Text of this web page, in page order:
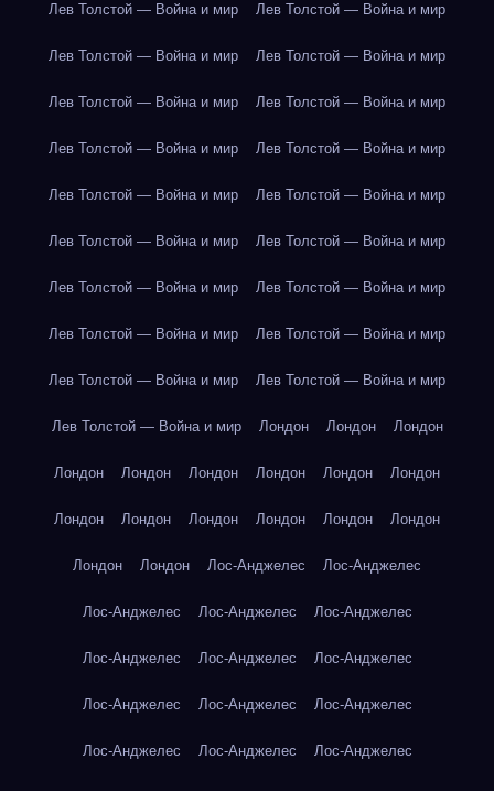
Лев Толстой — Война и мир Лев Толстой — Война и мир
Лев Толстой — Война и мир Лев Толстой — Война и мир
Лев Толстой — Война и мир Лев Толстой — Война и мир
Лев Толстой — Война и мир Лев Толстой — Война и мир
Лев Толстой — Война и мир Лев Толстой — Война и мир
Лев Толстой — Война и мир Лев Толстой — Война и мир
Лев Толстой — Война и мир Лев Толстой — Война и мир
Лев Толстой — Война и мир Лев Толстой — Война и мир
Лев Толстой — Война и мир Лев Толстой — Война и мир
Лев Толстой — Война и мир Лондон Лондон Лондон
Лондон Лондон Лондон Лондон Лондон Лондон
Лондон Лондон Лондон Лондон Лондон Лондон
Лондон Лондон Лос-Анджелес Лос-Анджелес
Лос-Анджелес Лос-Анджелес Лос-Анджелес
Лос-Анджелес Лос-Анджелес Лос-Анджелес
Лос-Анджелес Лос-Анджелес Лос-Анджелес
Лос-Анджелес Лос-Анджелес Лос-Анджелес